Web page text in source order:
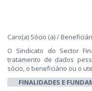
Caro(a) Sócio (a) /
O Sindicato do Sector
tratamento de dados
sócio, o beneficiário ou o
FINALIDADES E